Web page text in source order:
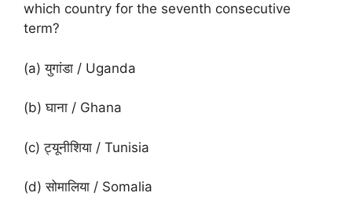
which country for the seventh consecutive
term?
(a) युगांडा / Uganda
(b) घाना / Ghana
(c) ट्यूनीशिया / Tunisia
(d) सोमालिया / Somalia